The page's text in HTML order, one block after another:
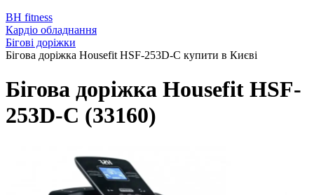
BH fitness
Кардіо обладнання
Бігові доріжки
Бігова доріжка Housefit HSF-253D-C купити в Києві
Бігова доріжка Housefit HSF-
253D-C (33160)